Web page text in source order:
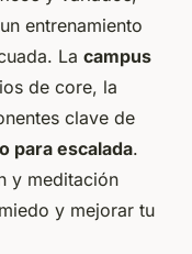
entrenamiento
La campus
de core, la
clave de
para escalada.
y meditación
y mejorar tu